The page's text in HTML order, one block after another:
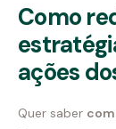
Como
ações
Quer saber